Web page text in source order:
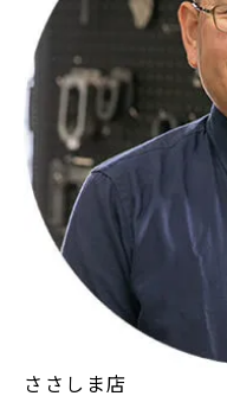
ささしま店